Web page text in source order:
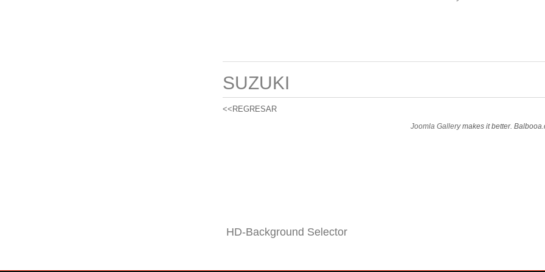
SUZUKI
<<REGRESAR
Joomla Gallerymakes it better.
HD-Background Selector